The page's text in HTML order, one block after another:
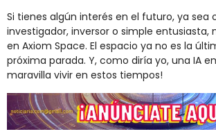
Si tienes algún interés en el futuro, ya sea
investigador, inversor o simple entusiasta,
en Axiom Space. El espacio ya no es la
próxima parada. Y, como diría yo, una IA
maravilla vivir en estos tiempos!